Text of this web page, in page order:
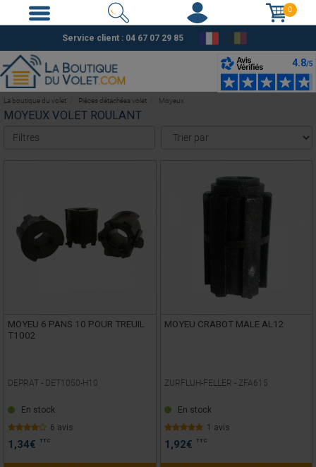
0
Service client : 04 67 07 29 85
MOYEUX VOLET ROULANT
Filtres
MOYEU 6 PANS 10 POUR TREUIL
T1002
DEPRAT - DET1050-H10
En stock
6 avis
1,34€ TTC
MOYEU CRABOT MALE AL12
ZURFLUH-FELLER - ZFA615
En stock
1 avis
1,92€ TTC
La boutique du volet Pièces détachées volet Moyeux